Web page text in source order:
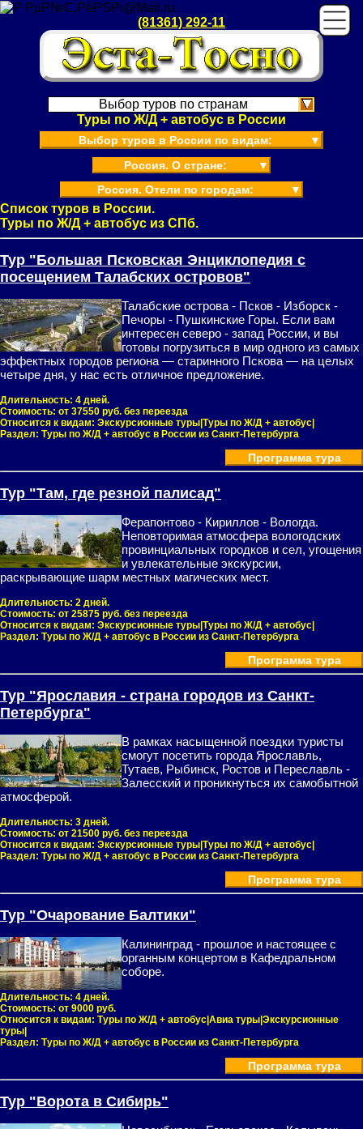
(81361) 292-11
Выбор туров по странам
Туры по Ж/Д + автобус в России
Выбор туров в России по видам:
▼
Россия. О стране:
▼
Россия. Отели по городам:
▼
Список туров в России.
Туры по Ж/Д + автобус из СПб.
Тур "Большая Псковская Энциклопедия с
посещением Талабских островов"
Талабские острова - Псков - Изборск -
Печоры - Пушкинские Горы. Если вам
интересен северо - запад России, и вы
готовы погрузиться в мир одного из самых
эффектных городов региона — старинного Пскова — на целых
четыре дня, у нас есть отличное предложение.
Длительность: 4 дней.
Стоимость: от 37550 руб. без переезда
Относится к видам: Экскурсионные туры|Туры по Ж/Д + автобус|
Раздел: Туры по Ж/Д + автобус в России из Санкт-Петербурга
Программа тура
Тур "Там, где резной палисад"
Ферапонтово - Кириллов - Вологда.
Неповторимая атмосфера вологодских
провинциальных городков и сел, угощения
и увлекательные экскурсии,
раскрывающие шарм местных магических мест.
Длительность: 2 дней.
Стоимость: от 25875 руб. без переезда
Относится к видам: Экскурсионные туры|Туры по Ж/Д + автобус|
Раздел: Туры по Ж/Д + автобус в России из Санкт-Петербурга
Программа тура
Тур "Ярославия - страна городов из Санкт‑
Петербурга"
В рамках насыщенной поездки туристы
смогут посетить города Ярославль,
Тутаев, Рыбинск, Ростов и Переславль -
Залесский и проникнуться их самобытной
атмосферой.
Длительность: 3 дней.
Стоимость: от 21500 руб. без переезда
Относится к видам: Экскурсионные туры|Туры по Ж/Д + автобус|
Раздел: Туры по Ж/Д + автобус в России из Санкт-Петербурга
Программа тура
Тур "Очарование Балтики"
Калининград - прошлое и настоящее с
органным концертом в Кафедральном
соборе.
Длительность: 4 дней.
Стоимость: от 9000 руб.
Относится к видам: Туры по Ж/Д + автобус|Авиа туры|Экскурсионные
туры|
Раздел: Туры по Ж/Д + автобус в России из Санкт-Петербурга
Программа тура
Тур "Ворота в Сибирь"